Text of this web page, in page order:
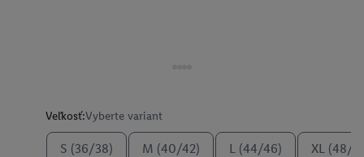
Veľkosť:Vyberte variant
S (36/38) M (40/42) L (44/46) XL (48/